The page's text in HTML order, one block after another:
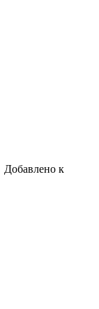
Добавлено к